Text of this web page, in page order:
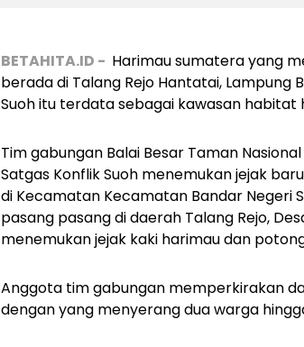
BETAHITA.ID - Harimau sumatera yang
berada di Talang Rejo Hantatai, Lampung
Suoh itu terdata sebagai kawasan habitat
Tim gabungan Balai Besar Taman Nasional
Satgas Konflik Suoh menemukan jejak
di Kecamatan Kecamatan Bandar Negeri
pasang pasang di daerah Talang Rejo,
menemukan jejak kaki harimau dan
Anggota tim gabungan memperkirakan
dengan yang menyerang dua warga